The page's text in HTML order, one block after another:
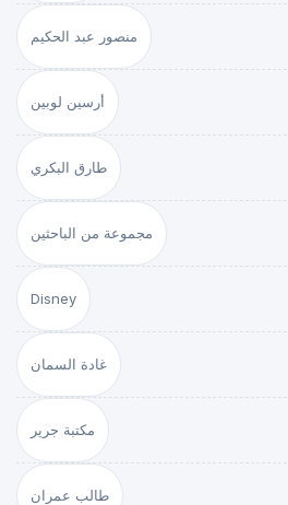
منصور عبد الحكيم
أرسين لوبين
طارق البكري
مجموعة من الباحثين
Disney
غادة السمان
مكتبة جرير
طالب عمران